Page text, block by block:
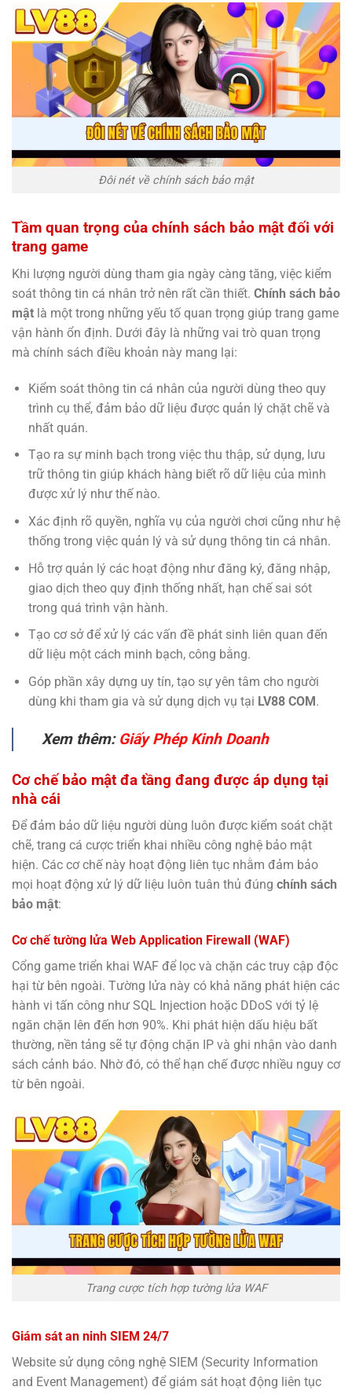
Đôi nét về chính sách bảo mật
Tầm quan trọng của chính sách bảo mật đối với
trang game
Khi lượng người dùng tham gia ngày càng tăng, việc kiểm
soát thông tin cá nhân trở nên rất cần thiết. Chính sách bảo
mật là một trong những yếu tố quan trọng giúp trang game
vận hành ổn định. Dưới đây là những vai trò quan trọng
mà chính sách điều khoản này mang lại:
Kiểm soát thông tin cá nhân của người dùng theo quy
trình cụ thể, đảm bảo dữ liệu được quản lý chặt chẽ và
nhất quán.
Tạo ra sự minh bạch trong việc thu thập, sử dụng, lưu
trữ thông tin giúp khách hàng biết rõ dữ liệu của mình
được xử lý như thế nào.
Xác định rõ quyền, nghĩa vụ của người chơi cũng như hệ
thống trong việc quản lý và sử dụng thông tin cá nhân.
Hỗ trợ quản lý các hoạt động như đăng ký, đăng nhập,
giao dịch theo quy định thống nhất, hạn chế sai sót
trong quá trình vận hành.
Tạo cơ sở để xử lý các vấn đề phát sinh liên quan đến
dữ liệu một cách minh bạch, công bằng.
Góp phần xây dựng uy tín, tạo sự yên tâm cho người
dùng khi tham gia và sử dụng dịch vụ tại LV88 COM.
Xem thêm: Giấy Phép Kinh Doanh
Cơ chế bảo mật đa tầng đang được áp dụng tại
nhà cái
Để đảm bảo dữ liệu người dùng luôn được kiểm soát chặt
chẽ, trang cá cược triển khai nhiều công nghệ bảo mật
hiện. Các cơ chế này hoạt động liên tục nhằm đảm bảo
mọi hoạt động xử lý dữ liệu luôn tuân thủ đúng chính sách
bảo mật:
Cơ chế tường lửa Web Application Firewall (WAF)
Cổng game triển khai WAF để lọc và chặn các truy cập độc
hại từ bên ngoài. Tường lửa này có khả năng phát hiện các
hành vi tấn công như SQL Injection hoặc DDoS với tỷ lệ
ngăn chặn lên đến hơn 90%. Khi phát hiện dấu hiệu bất
thường, nền tảng sẽ tự động chặn IP và ghi nhận vào danh
sách cảnh báo. Nhờ đó, có thể hạn chế được nhiều nguy cơ
từ bên ngoài.
Trang cược tích hợp tường lửa WAF
Giám sát an ninh SIEM 24/7
Website sử dụng công nghệ SIEM (Security Information
and Event Management) để giám sát hoạt động liên tục